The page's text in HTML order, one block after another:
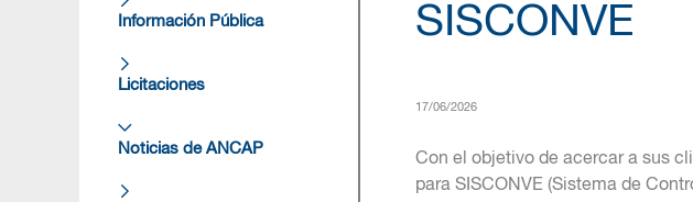
Información Pública
Licitaciones
Noticias de ANCAP
SISCONVE
17/06/2026
Con el objetivo de acercar a sus
para SISCONVE (Sistema de